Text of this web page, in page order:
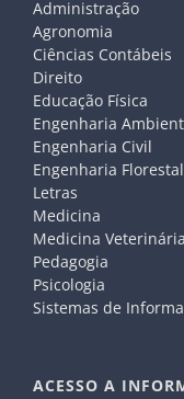
Administração
Agronomia
Ciências Contábeis
Direito
Educação Física
Engenharia
Engenharia Civil
Engenharia Florestal
Letras
Medicina
Medicina Veterinária
Pedagogia
Psicologia
Sistemas de
ACESSO A